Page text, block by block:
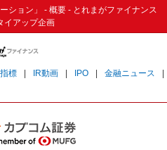
ション」 - 概要 - とれまがファイナンス
イアップ企画
標 IR動画 IPO 金融ニュース